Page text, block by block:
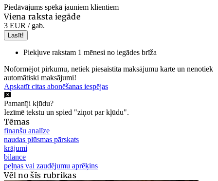
Piedāvājums spēkā jauniem klientiem
Viena raksta iegāde
3 EUR / gab.
Lasīt!
Piekļuve rakstam 1 mēnesi no iegādes brīža
Noformējot pirkumu, netiek piesaistīta maksājumu karte un nenotiek
automātiski maksājumi!
Apskatīt citas abonēšanas iespējas
Pamanīji kļūdu?
Iezīmē tekstu un spied "ziņot par kļūdu".
Tēmas
finanšu analīze
naudas plūsmas pārskats
krājumi
bilance
peļņas vai zaudējumu aprēķins
Vēl no šīs rubrikas